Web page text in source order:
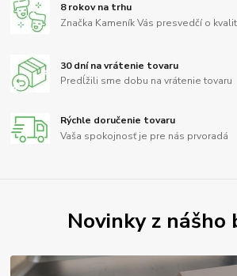
8 rokov na trhu
Značka Kameník Vás presvedčí o
30 dní na vrátenie tovaru
Predĺžili sme dobu na vrátenie tovaru
Rýchle doručenie tovaru
Vaša spokojnosť je pre nás prvoradá
Novinky z nášho